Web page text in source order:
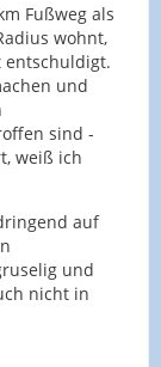
Fußweg als
wohnt,
entschuldigt.
und
sind -
weiß ich
auf
und
nicht in